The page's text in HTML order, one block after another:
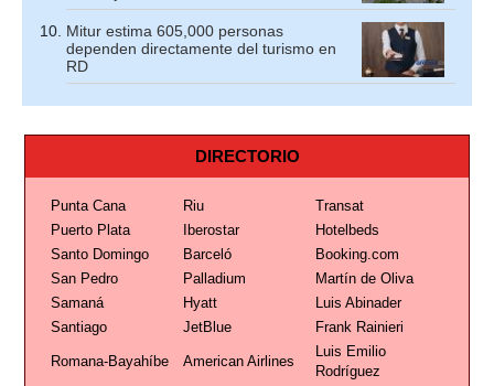
Mitur estima 605,000 personas
dependen directamente del turismo en
RD
DIRECTORIO
Punta Cana Riu
Transat
Puerto Plata
Iberostar
Hotelbeds
Santo Domingo
Barceló
Booking.com
San Pedro
Palladium
Martín de Oliva
Samaná
Hyatt
Luis Abinader
Santiago
JetBlue Frank Rainieri
Romana-Bayahíbe American Airlines
Luis Emilio
Rodríguez